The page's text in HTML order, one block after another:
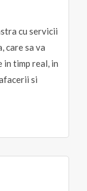
cu servicii
care sa va
timp real, in
si